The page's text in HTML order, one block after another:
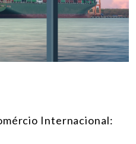
Internacional: